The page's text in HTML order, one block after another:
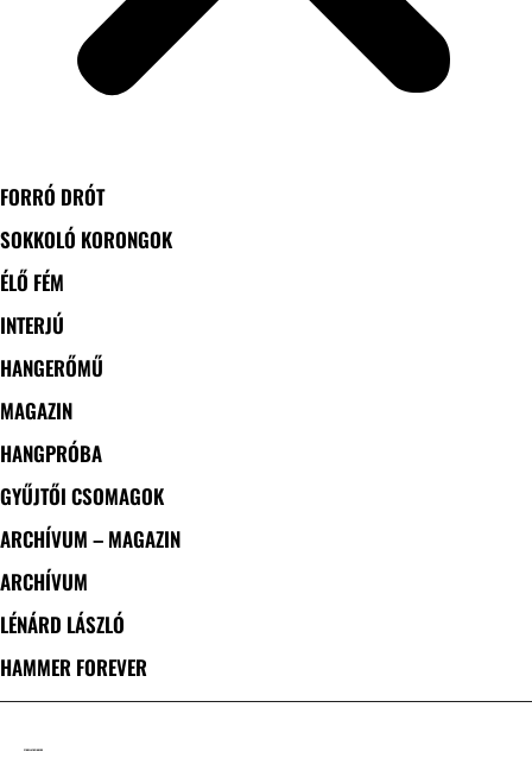
FORRÓ DRÓT
SOKKOLÓ KORONGOK
ÉLŐ FÉM
INTERJÚ
HANGERŐMŰ
MAGAZIN
HANGPRÓBA
GYŰJTŐI CSOMAGOK
ARCHÍVUM – MAGAZIN
ARCHÍVUM
LÉNÁRD LÁSZLÓ
HAMMER FOREVER